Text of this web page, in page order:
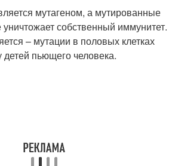
мутагеном, а мутированные
уничтожает собственный иммунитет.
– мутации в половых клетках
детей пьющего человека.